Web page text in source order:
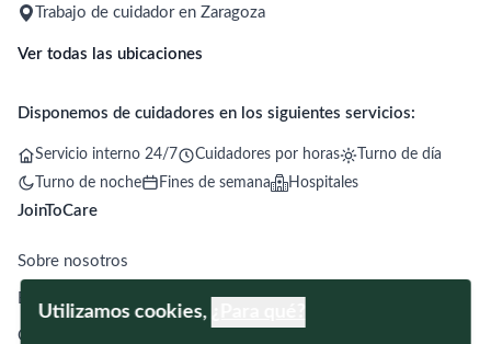
Utilizamos cookies,
Trabajo de cuidador en Zaragoza
Ver todas las ubicaciones
Disponemos de cuidadores en los siguientes servicios:
Servicio interno 24/7 Cuidadores por horas
Turno de día
Turno de noche
Fines de semana Hospitales
JoinToCare
Sobre nosotros
Blog
Contacto